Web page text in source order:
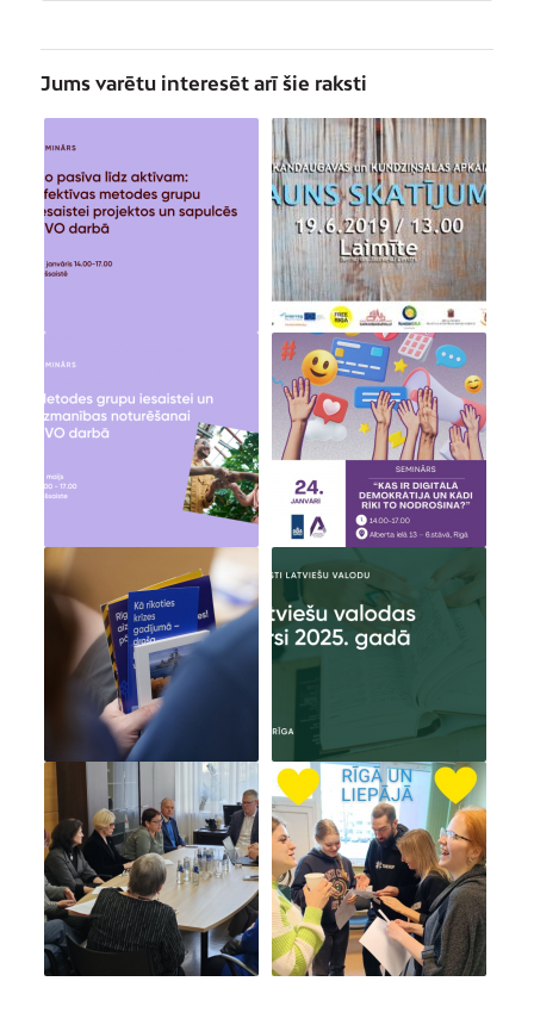
Jums varētu interesēt arī šie raksti